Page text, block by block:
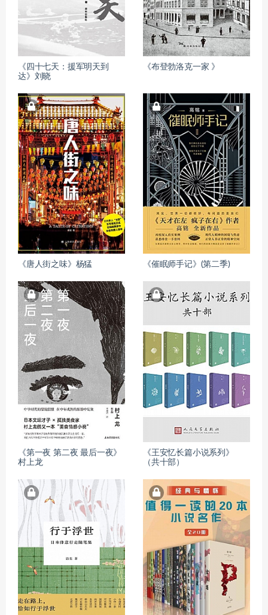
《四十七天：援军明天到
达》刘晓
《布登勃洛克一家 》
《唐人街之味》杨猛 《催眠师手记》(第二季)
《第一夜 第二夜 最后一夜》
村上龙
《王安忆长篇小说系列》
（共十部）